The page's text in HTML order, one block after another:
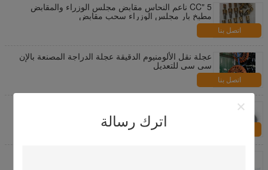
اترك رسالة
5 "CC ناعم النحاس مقابض مجلس الوزراء والمقابض
مطبخ بار مجلس الوزراء سحب مقابض
اتصل بنا
عجلة نقل الألومنيوم الدقيقة عجلة الدراجة المصنعة بالإن
سي سي للتعديل
اتصل بنا
النحاس سكة حديد عادي غسالة